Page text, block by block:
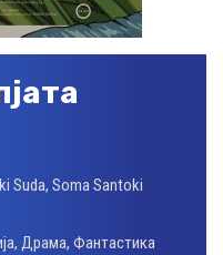
Suda, Soma Santoki
, Драма, Фантастика